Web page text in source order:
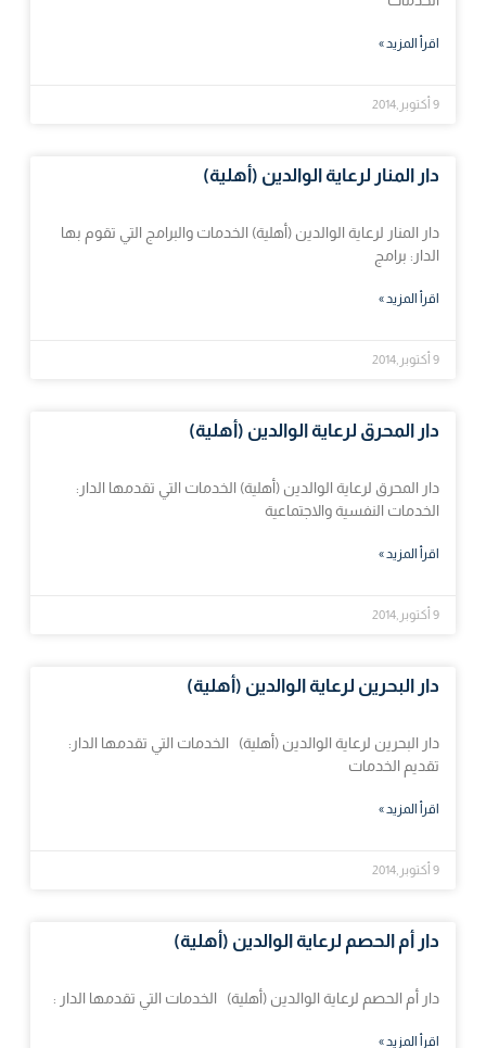
اقرأ المزيد »
9 أكتوبر,2014
دار المنار لرعاية الوالدين (أهلية)
دار المنار لرعاية الوالدين (أهلية) الخدمات والبرامج التي تقوم بها
الدار: برامج
اقرأ المزيد »
9 أكتوبر,2014
دار المحرق لرعاية الوالدين (أهلية)
دار المحرق لرعاية الوالدين (أهلية) الخدمات التي تقدمها الدار:
الخدمات النفسية والاجتماعية
اقرأ المزيد »
9 أكتوبر,2014
دار البحرين لرعاية الوالدين (أهلية)
دار البحرين لرعاية الوالدين (أهلية) الخدمات التي تقدمها الدار:
تقديم الخدمات
اقرأ المزيد »
9 أكتوبر,2014
دار أم الحصم لرعاية الوالدين (أهلية)
دار أم الحصم لرعاية الوالدين (أهلية) الخدمات التي تقدمها الدار :
اقرأ المزيد »